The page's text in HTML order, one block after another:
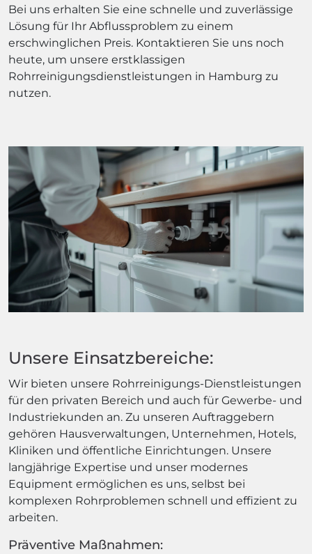
Bei uns erhalten Sie eine schnelle und zuverlässige
Lösung für Ihr Abflussproblem zu einem
erschwinglichen Preis. Kontaktieren Sie uns noch
heute, um unsere erstklassigen
Rohrreinigungsdienstleistungen in Hamburg zu
nutzen.
Unsere Einsatzbereiche:
Wir bieten unsere Rohrreinigungs-Dienstleistungen
für den privaten Bereich und auch für Gewerbe- und
Industriekunden an. Zu unseren Auftraggebern
gehören Hausverwaltungen, Unternehmen, Hotels,
Kliniken und öffentliche Einrichtungen. Unsere
langjährige Expertise und unser modernes
Equipment ermöglichen es uns, selbst bei
komplexen Rohrproblemen schnell und effizient zu
arbeiten.
Präventive Maßnahmen: